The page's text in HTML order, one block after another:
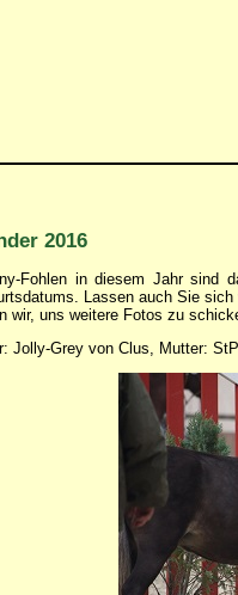
2016
Fohlen in diesem Jahr sind
Lassen auch Sie
wir, uns weitere Fotos zu
Jolly-Grey von Clus, Mutter: